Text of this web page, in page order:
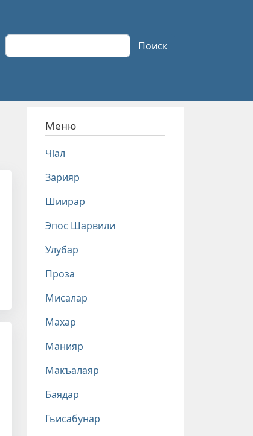
Поиск Поиск
Меню
Чlал
Зарияр
Шиирар
Эпос Шарвили
Улубар
Проза
Мисалар
Махар
Манияр
Макъалаяр
Баядар
Гьисабунар